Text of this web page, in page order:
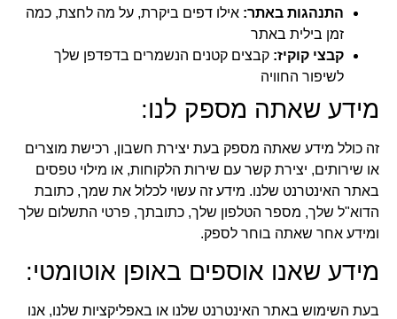
התנהגות באתר: אילו דפים ביקרת, על מה לחצת, כמה
זמן בילית באתר
קבצי קוקיז: קבצים קטנים הנשמרים בדפדפן שלך
לשיפור החוויה
מידע שאתה מספק לנו:
זה כולל מידע שאתה מספק בעת יצירת חשבון, רכישת מוצרים
או שירותים, יצירת קשר עם שירות הלקוחות, או מילוי טפסים
באתר האינטרנט שלנו. מידע זה עשוי לכלול את שמך, כתובת
הדוא"ל שלך, מספר הטלפון שלך, כתובתך, פרטי התשלום שלך
ומידע אחר שאתה בוחר לספק.
מידע שאנו אוספים באופן אוטומטי:
בעת השימוש באתר האינטרנט שלנו או באפליקציות שלנו, אנו